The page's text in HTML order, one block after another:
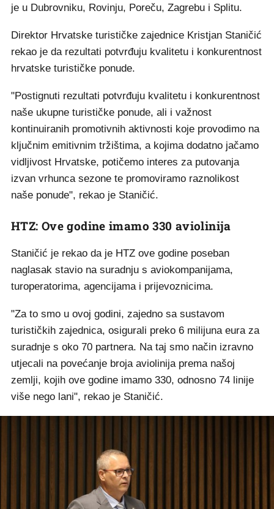
je u Dubrovniku, Rovinju, Poreču, Zagrebu i Splitu.
Direktor Hrvatske turističke zajednice Kristjan Staničić
rekao je da rezultati potvrđuju kvalitetu i konkurentnost
hrvatske turističke ponude.
"Postignuti rezultati potvrđuju kvalitetu i konkurentnost
naše ukupne turističke ponude, ali i važnost
kontinuiranih promotivnih aktivnosti koje provodimo na
ključnim emitivnim tržištima, a kojima dodatno jačamo
vidljivost Hrvatske, potičemo interes za putovanja
izvan vrhunca sezone te promoviramo raznolikost
naše ponude", rekao je Staničić.
HTZ: Ove godine imamo 330 aviolinija
Staničić je rekao da je HTZ ove godine poseban
naglasak stavio na suradnju s aviokompanijama,
turoperatorima, agencijama i prijevoznicima.
"Za to smo u ovoj godini, zajedno sa sustavom
turističkih zajednica, osigurali preko 6 milijuna eura za
suradnje s oko 70 partnera. Na taj smo način izravno
utjecali na povećanje broja aviolinija prema našoj
zemlji, kojih ove godine imamo 330, odnosno 74 linije
više nego lani", rekao je Staničić.